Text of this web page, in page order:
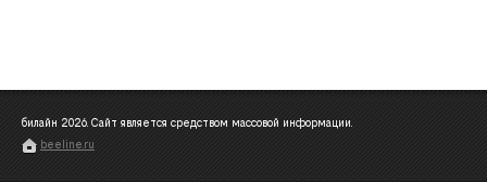
билайн 2026. Сайт является средством массовой информации.
beeline.ru